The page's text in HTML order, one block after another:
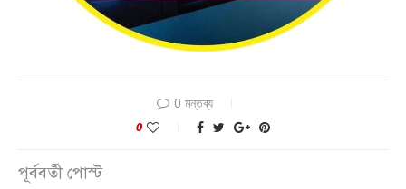
0 মন্তব্য
0
পূর্ববর্তী পোস্ট